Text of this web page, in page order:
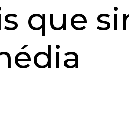
que